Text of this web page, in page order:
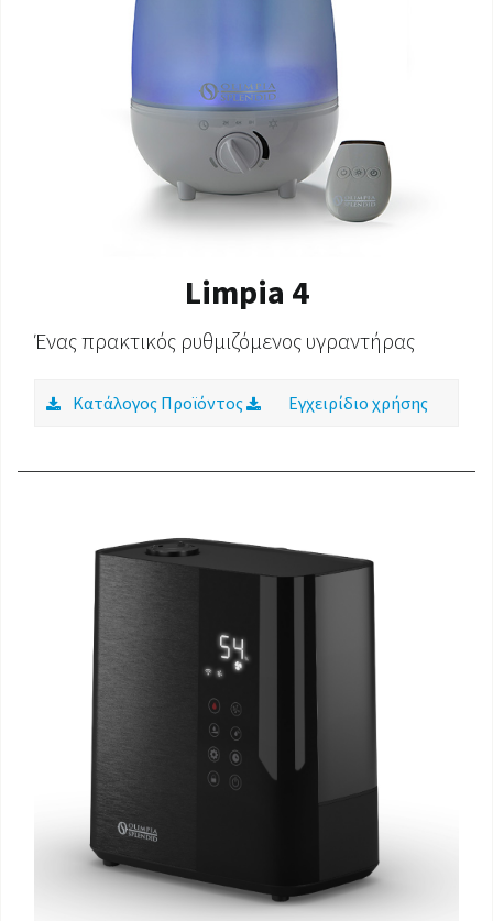
Limpia 4
Ένας πρακτικός ρυθμιζόμενος υγραντήρας
Κατάλογος Προϊόντος Εγχειρίδιο χρήσης